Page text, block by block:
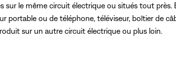
sur le même circuit électrique ou situés tout près.
portable ou de téléphone, téléviseur, boîtier de
sur un autre circuit électrique ou plus loin.